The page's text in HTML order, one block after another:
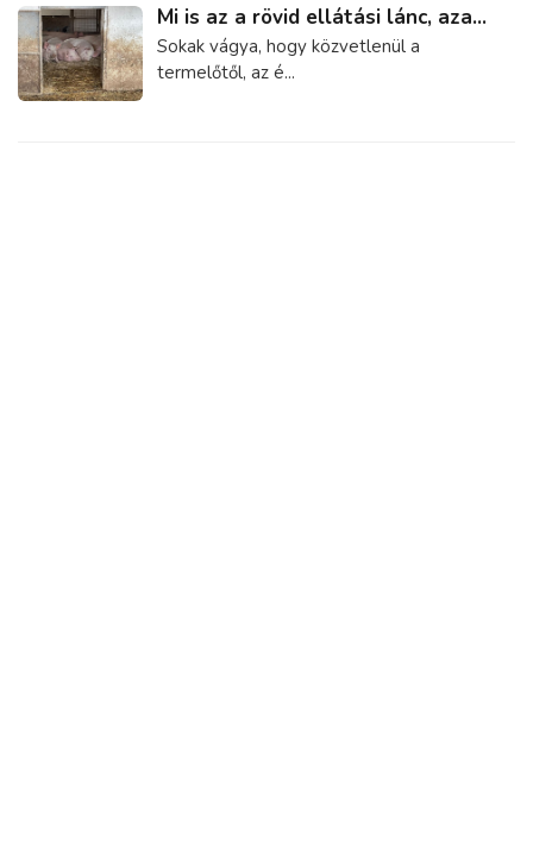
Mi is az a rövid ellátási lánc, aza...
Sokak vágya, hogy közvetlenül a
termelőtől, az é...